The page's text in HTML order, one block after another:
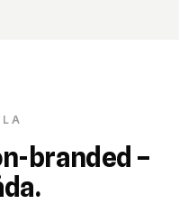
branded –